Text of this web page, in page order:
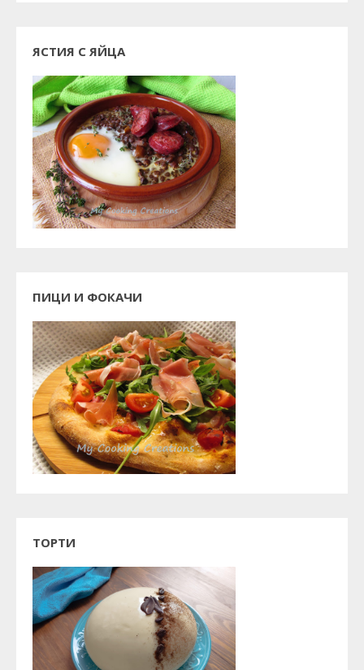
ЯСТИЯ С ЯЙЦА
ПИЦИ И ФОКАЧИ
ТОРТИ